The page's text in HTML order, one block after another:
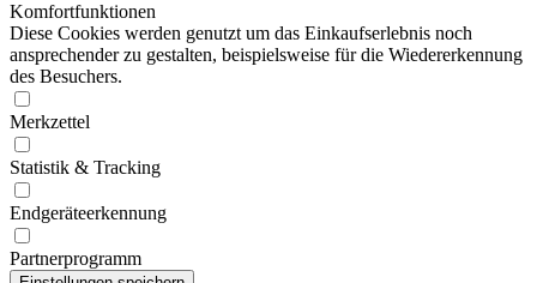
Komfortfunktionen
Diese Cookies werden genutzt um das Einkaufserlebnis noch
ansprechender zu gestalten, beispielsweise für die Wiedererkennung
des Besuchers.
Merkzettel
Statistik & Tracking
Endgeräteerkennung
Partnerprogramm